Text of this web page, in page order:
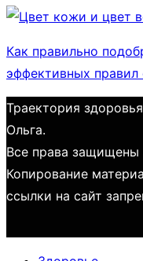
Как правильно
эффективных
Траектория
Ольга.
Все права
Копирование
ссылки на сайт